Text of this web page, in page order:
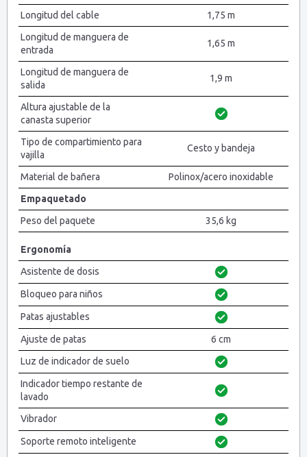
Longitud del cable
1,75 m
Longitud de manguera de
entrada
1,65 m
Longitud de manguera de
salida
1,9 m
Altura ajustable de la
canasta superior
Tipo de compartimiento para
vajilla
Cesto y bandeja
Material de bañera
Polinox/acero inoxidable
Empaquetado
Peso del paquete
35,6 kg
Ergonomía
Asistente de dosis
Bloqueo para niños
Patas ajustables
Ajuste de patas
6 cm
Luz de indicador de suelo
Indicador tiempo restante de
lavado
Vibrador
Soporte remoto inteligente